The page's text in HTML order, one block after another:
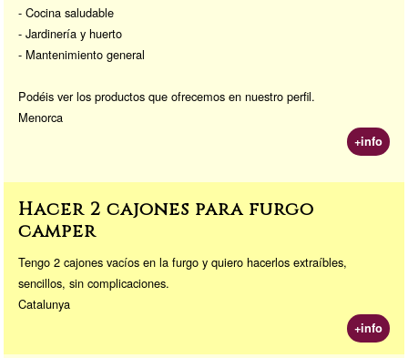
- Cocina saludable
- Jardinería y huerto
- Mantenimiento general
Podéis ver los productos que ofrecemos en nuestro perfil.
Menorca
+info
Hacer 2 cajones para furgo
camper
Tengo 2 cajones vacíos en la furgo y quiero hacerlos extraíbles,
sencillos, sin complicaciones.
Catalunya
+info